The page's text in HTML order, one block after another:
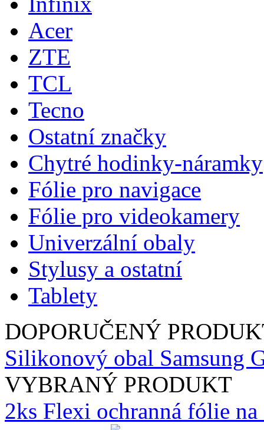
Acer
ZTE
TCL
Tecno
Ostatní značky
Chytré hodinky-náramky
Fólie pro navigace
Fólie pro videokamery
Univerzální obaly
Stylusy a ostatní
Tablety
DOPORUČENÝ
Silikonový obal Samsung
VYBRANÝ PRODUKT
2ks Flexi ochranná fólie